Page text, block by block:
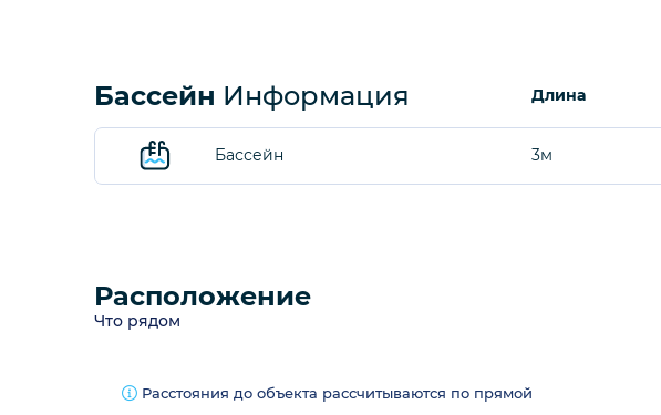
Бассейн Информация Длина
Бассейн 3м
Расположение
Что рядом
Расстояния до объекта рассчитываются по прямой